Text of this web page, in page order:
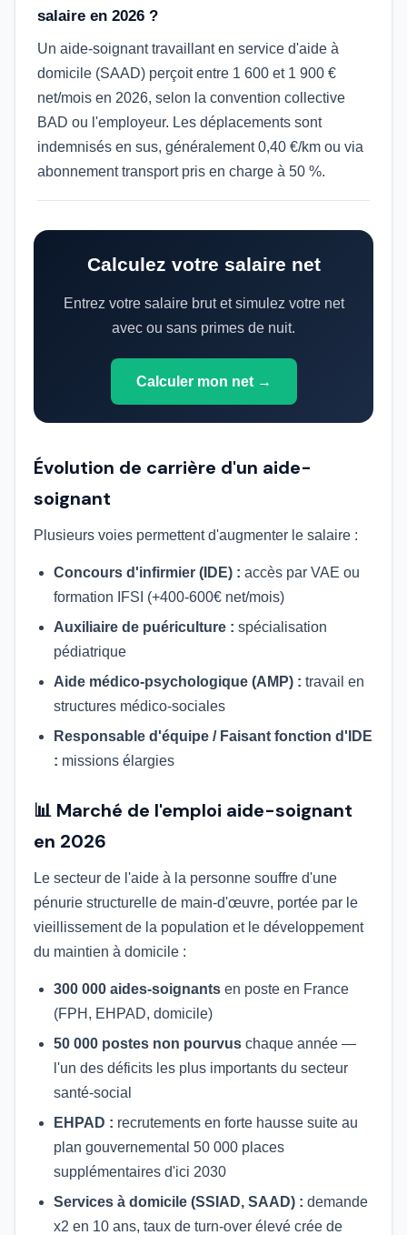
salaire en 2026 ?
Un aide-soignant travaillant en service d'aide à
domicile (SAAD) perçoit entre 1 600 et 1 900 €
net/mois en 2026, selon la convention collective
BAD ou l'employeur. Les déplacements sont
indemnisés en sus, généralement 0,40 €/km ou via
abonnement transport pris en charge à 50 %.
Calculez votre salaire net
Entrez votre salaire brut et simulez votre net
avec ou sans primes de nuit.
Calculer mon net →
Évolution de carrière d'un aide-
soignant
Plusieurs voies permettent d'augmenter le salaire :
Concours d'infirmier (IDE) : accès par VAE ou
formation IFSI (+400-600€ net/mois)
Auxiliaire de puériculture : spécialisation
pédiatrique
Aide médico-psychologique (AMP) : travail en
structures médico-sociales
Responsable d'équipe / Faisant fonction d'IDE
: missions élargies
📊 Marché de l'emploi aide-soignant
en 2026
Le secteur de l'aide à la personne souffre d'une
pénurie structurelle de main-d'œuvre, portée par le
vieillissement de la population et le développement
du maintien à domicile :
300 000 aides-soignants en poste en France
(FPH, EHPAD, domicile)
50 000 postes non pourvus chaque année —
l'un des déficits les plus importants du secteur
santé-social
EHPAD : recrutements en forte hausse suite au
plan gouvernemental 50 000 places
supplémentaires d'ici 2030
Services à domicile (SSIAD, SAAD) : demande
x2 en 10 ans, taux de turn-over élevé crée de